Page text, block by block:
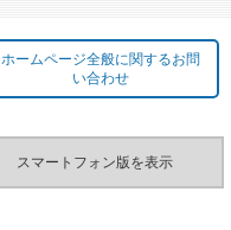
ホームページ全般に関するお問
い合わせ
スマートフォン版を表示